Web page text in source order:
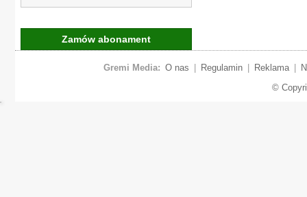
Zamów abonament
Gremi Media: O nas Regulamin Reklama
©